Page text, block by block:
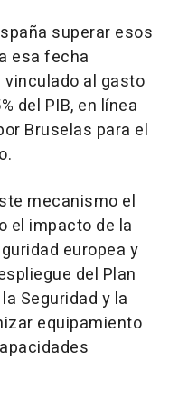
superar esos
esa fecha
al gasto
del PIB, en línea
Bruselas para el
mecanismo el
el impacto de la
europea y
del Plan
Seguridad y la
equipamiento